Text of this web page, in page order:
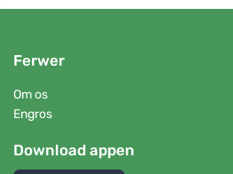
Ferwer
Om os
Engros
Download appen